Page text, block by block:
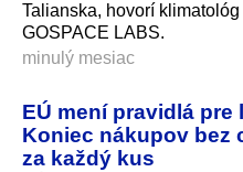
Talianska, hovorí
GOSPACE LABS.
minulý mesiac
EÚ mení pravidlá pre
Koniec nákupov bez
za každý kus